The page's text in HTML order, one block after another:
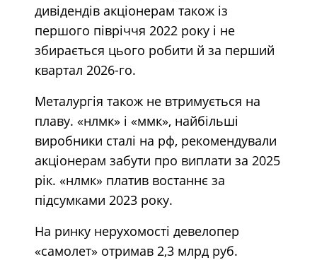
дивідендів акціонерам також із
першого півріччя 2022 року і не
збирається цього робити й за перший
квартал 2026-го.
Металургія також не втримується на
плаву. «нлмк» і «ммк», найбільші
виробники сталі на рф, рекомендували
акціонерам забути про виплати за 2025
рік. «нлмк» платив востаннє за
підсумками 2023 року.
На ринку нерухомості девелопер
«самолет» отримав 2,3 млрд руб.